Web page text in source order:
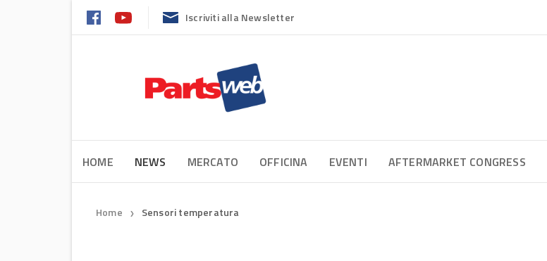
Iscriviti alla Newsletter
HOME NEWS MERCATO OFFICINA EVENTI AFTERMARKET CONGRESS
Home ❯ Sensori temperatura